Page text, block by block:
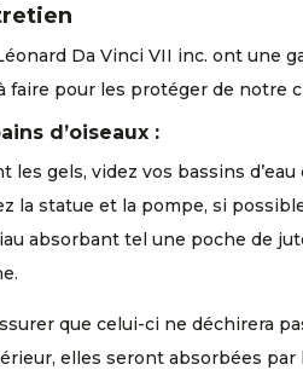
Da Vinci VII inc. ont une
faire pour les protéger de notre
d’oiseaux :
les gels, videz vos bassins
la statue et la pompe, si
absorbant tel une poche de
que celui-ci ne déchirera
elles seront absorbées par